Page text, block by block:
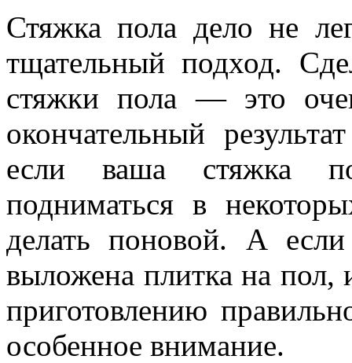
Стяжка пола дело не
тщательный подход.
стяжки пола — это
окончательный
если ваша стяжка
подниматься в
делать поновой. А
выложена плитка на пол,
приготовлению
особенное внимание.